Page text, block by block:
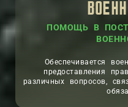
ПОМОЩЬ В
Обеспечивается
предоставления
различных вопросов,